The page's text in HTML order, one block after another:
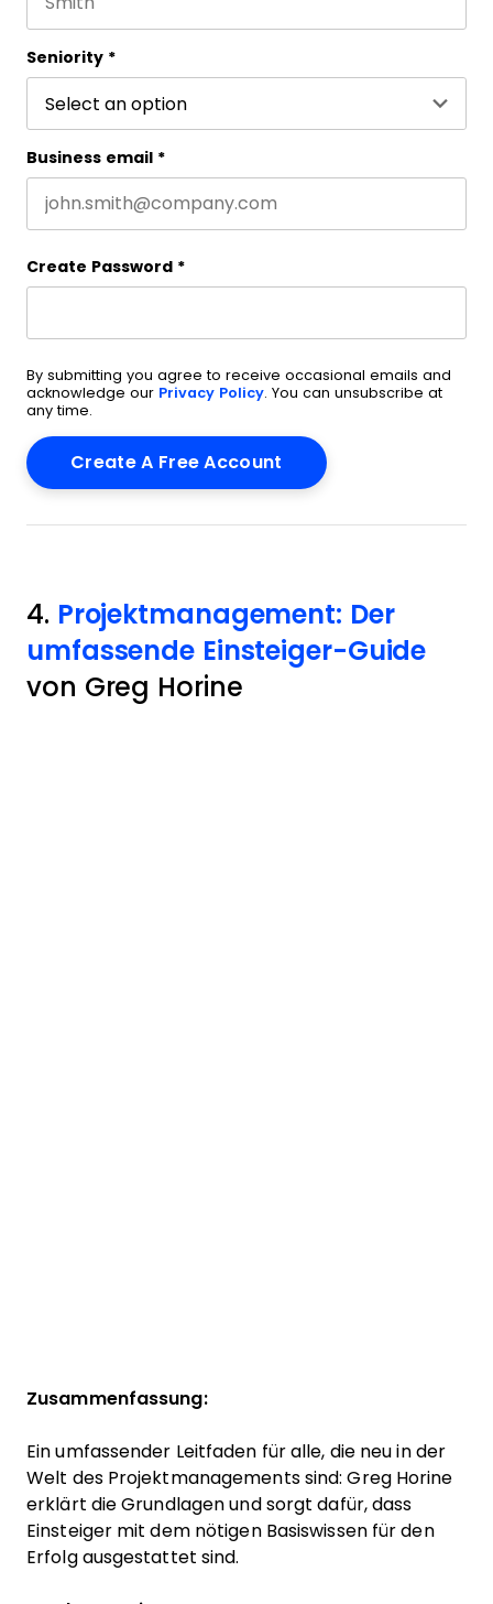
Seniority *
Business email *
Create Password *
By submitting you agree to receive occasional emails and
acknowledge our Privacy Policy. You can unsubscribe at
any time.
4. Projektmanagement: Der
umfassende Einsteiger-Guide
von Greg Horine
Zusammenfassung:
Ein umfassender Leitfaden für alle, die neu in der
Welt des Projektmanagements sind: Greg Horine
erklärt die Grundlagen und sorgt dafür, dass
Einsteiger mit dem nötigen Basiswissen für den
Erfolg ausgestattet sind.